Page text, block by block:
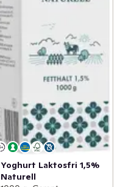
Yoghurt Laktosfri 1,5%
Naturell